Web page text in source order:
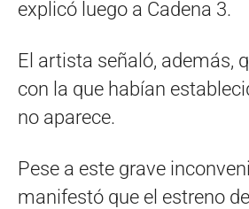
explicó luego a Cadena 3.
El artista señaló, además,
con la que habían
no aparece.
Pese a este grave
manifestó que el estreno